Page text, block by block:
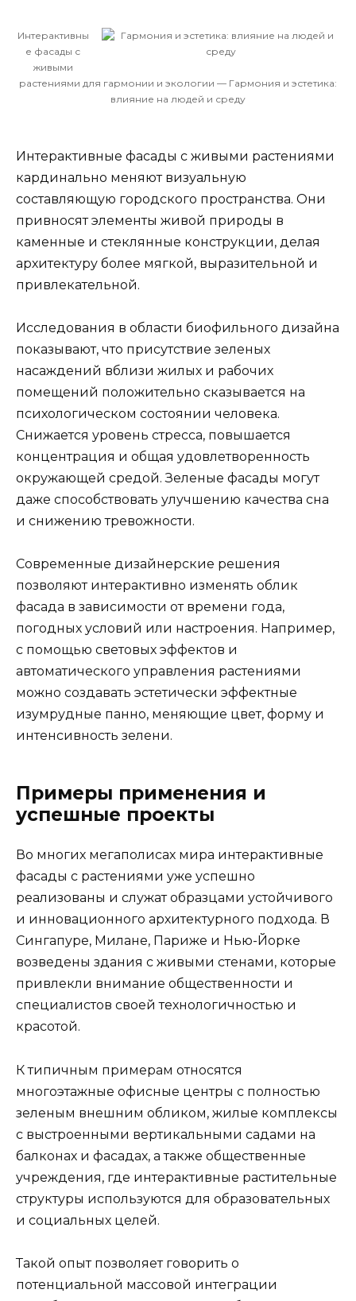
Интерактивны
е фасады с
живыми
растениями для гармонии и экологии — Гармония и эстетика:
влияние на людей и среду
Интерактивные фасады с живыми растениями
кардинально меняют визуальную
составляющую городского пространства. Они
привносят элементы живой природы в
каменные и стеклянные конструкции, делая
архитектуру более мягкой, выразительной и
привлекательной.
Исследования в области биофильного дизайна
показывают, что присутствие зеленых
насаждений вблизи жилых и рабочих
помещений положительно сказывается на
психологическом состоянии человека.
Снижается уровень стресса, повышается
концентрация и общая удовлетворенность
окружающей средой. Зеленые фасады могут
даже способствовать улучшению качества сна
и снижению тревожности.
Современные дизайнерские решения
позволяют интерактивно изменять облик
фасада в зависимости от времени года,
погодных условий или настроения. Например,
с помощью световых эффектов и
автоматического управления растениями
можно создавать эстетически эффектные
изумрудные панно, меняющие цвет, форму и
интенсивность зелени.
Примеры применения и
успешные проекты
Во многих мегаполисах мира интерактивные
фасады с растениями уже успешно
реализованы и служат образцами устойчивого
и инновационного архитектурного подхода. В
Сингапуре, Милане, Париже и Нью-Йорке
возведены здания с живыми стенами, которые
привлекли внимание общественности и
специалистов своей технологичностью и
красотой.
К типичным примерам относятся
многоэтажные офисные центры с полностью
зеленым внешним обликом, жилые комплексы
с выстроенными вертикальными садами на
балконах и фасадах, а также общественные
учреждения, где интерактивные растительные
структуры используются для образовательных
и социальных целей.
Такой опыт позволяет говорить о
потенциальной массовой интеграции